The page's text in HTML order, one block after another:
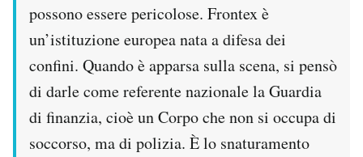
possono essere pericolose. Frontex è
un’istituzione europea nata a difesa dei
confini. Quando è apparsa sulla scena, si pensò
di darle come referente nazionale la Guardia
di finanzia, cioè un Corpo che non si occupa di
soccorso, ma di polizia. È lo snaturamento